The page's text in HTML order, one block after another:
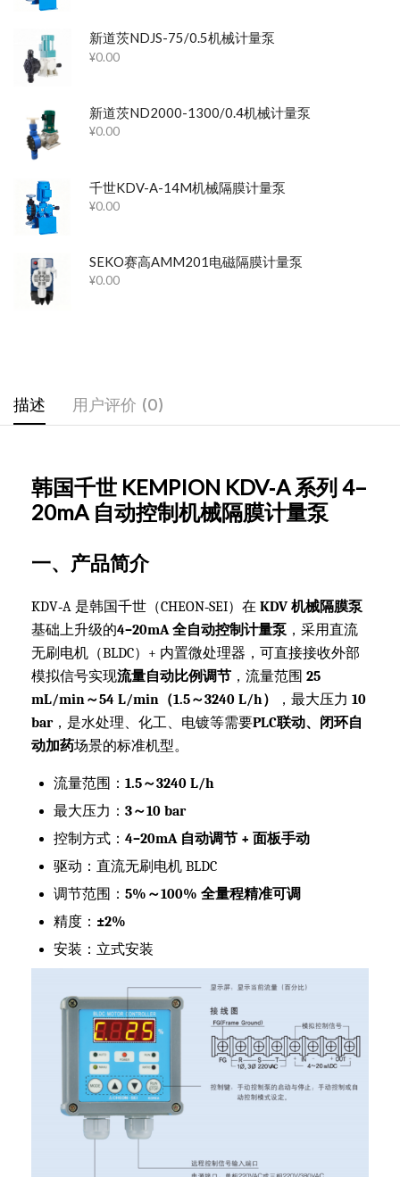
新道茨NDJS-75/0.5机械计量泵
¥0.00
新道茨ND2000-1300/0.4机械计量泵
¥0.00
千世KDV-A-14M机械隔膜计量泵
¥0.00
SEKO赛高AMM201电磁隔膜计量泵
¥0.00
描述 用户评价 (0)
韩国千世 KEMPION KDV‑A 系列 4–
20mA 自动控制机械隔膜计量泵
一、产品简介
KDV‑A 是韩国千世（CHEON‑SEI）在 KDV 机械隔膜泵
基础上升级的4–20mA 全自动控制计量泵 ，采用直流
无刷电机（BLDC）+ 内置微处理器，可直接接收外部
模拟信号实现流量自动比例调节 ，流量范围 25
mL/min～54 L/min（1.5～3240 L/h）
，最大压力 10
bar，是水处理、化工、电镀等需要PLC联动、闭环自
动加药场景的标准机型。
流量范围： 1.5～3240 L/h
最大压力： 3～10 bar
控制方式： 4–20mA 自动调节 + 面板手动
驱动：直流无刷电机 BLDC
调节范围： 5%～100% 全量程精准可调
精度： ±2%
安装：立式安装